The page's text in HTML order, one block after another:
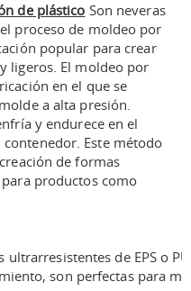
de plástico Son neveras
proceso de moldeo por
popular para crear
ligeros. El moldeo por
en el que se
a alta presión.
y endurece en el
Este método
de formas
productos como
ultrarresistentes de EPS o
son perfectas para